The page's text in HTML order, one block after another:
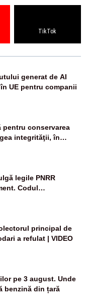
TikTok
generat de AI
UE pentru companii
pentru conservarea
integrităţii, în
legile PNRR
Codul
actele normative
principal de
a refulat | VIDEO
pe 3 august. Unde
benzină din țară